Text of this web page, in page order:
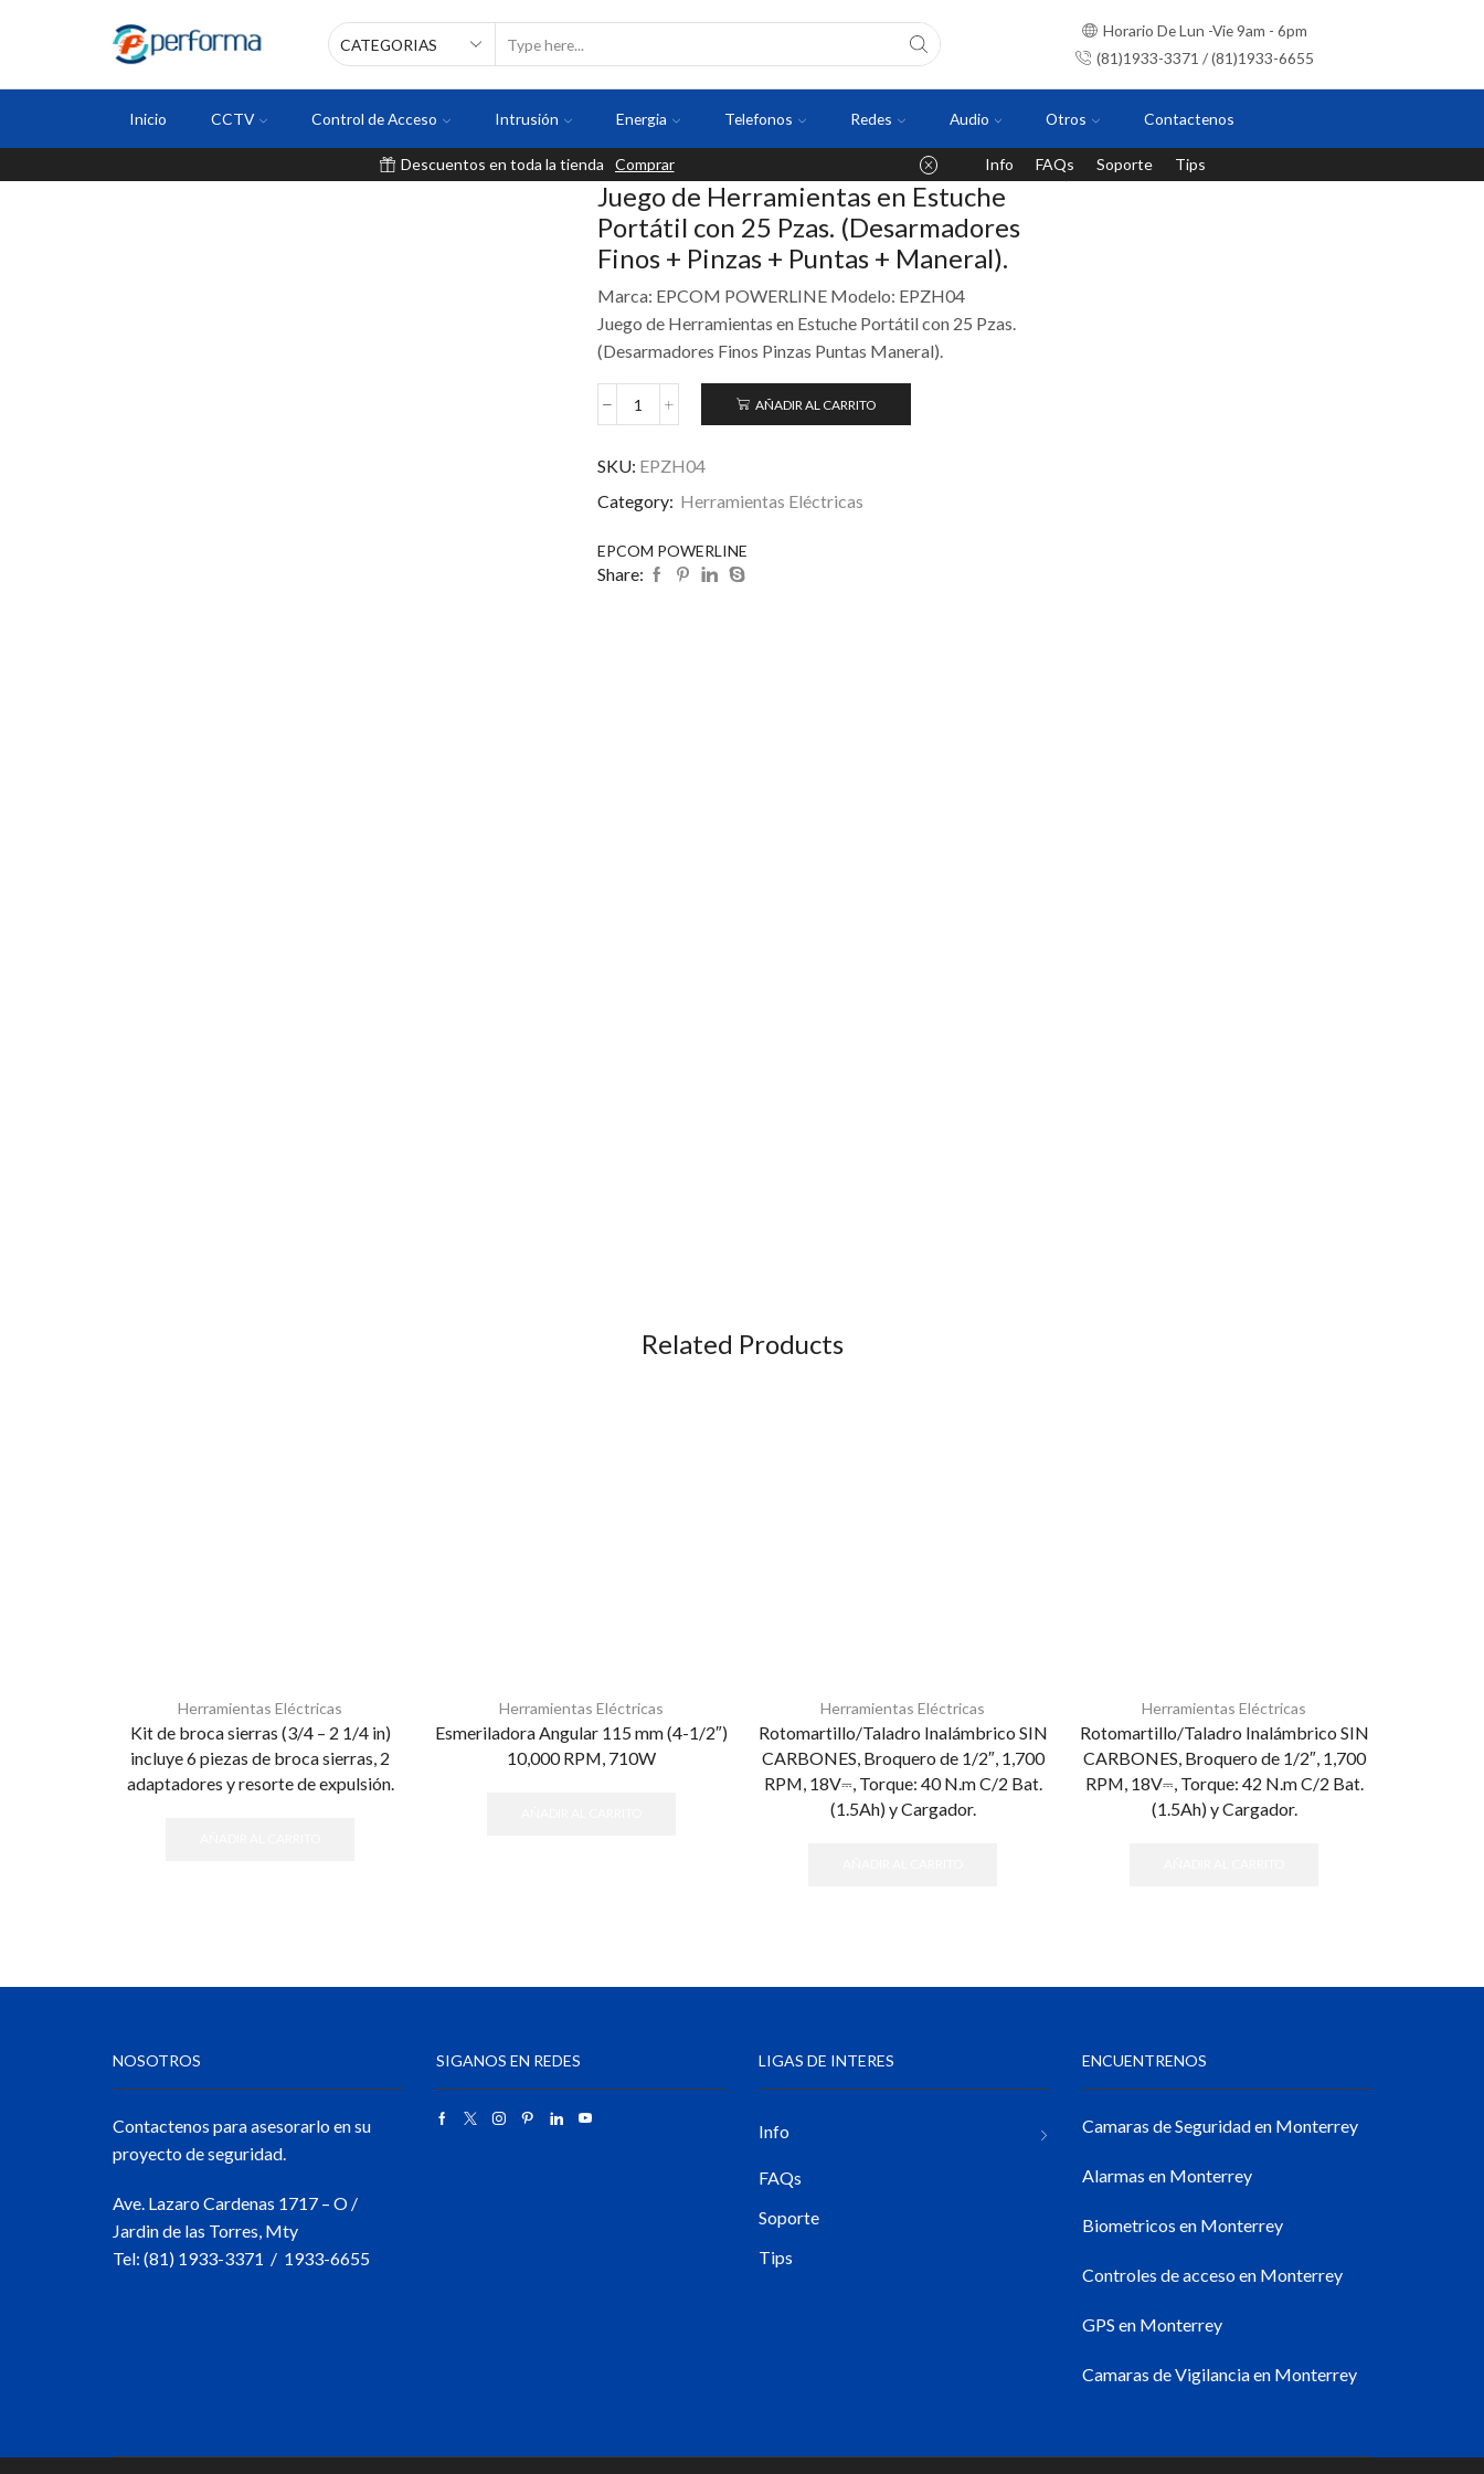
Horario De Lun -Vie 9am - 6pm
(81)1933-3371 / (81)1933-6655
Inicio CCTV Control de Acceso Intrusión Energia Telefonos Redes Audio Otros Contactenos
Descuentos en toda la tienda Comprar Info FAQs Soporte Tips
Juego de Herramientas en Estuche
Portátil con 25 Pzas. (Desarmadores
Finos + Pinzas + Puntas + Maneral).
Marca: EPCOM POWERLINE Modelo: EPZH04
Juego de Herramientas en Estuche Portátil con 25 Pzas.
(Desarmadores Finos Pinzas Puntas Maneral).
AÑADIR AL CARRITO
SKU: EPZH04
Category: Herramientas Eléctricas
EPCOM POWERLINE
Share:
Related Products
Herramientas Eléctricas
Kit de broca sierras (3/4 – 2 1/4 in)
incluye 6 piezas de broca sierras, 2
adaptadores y resorte de expulsión.
Herramientas Eléctricas
Esmeriladora Angular 115 mm (4-1/2″)
10,000 RPM, 710W
Herramientas Eléctricas
Rotomartillo/Taladro Inalámbrico SIN
CARBONES, Broquero de 1/2″, 1,700
RPM, 18V⎓, Torque: 40 N.m C/2 Bat.
(1.5Ah) y Cargador.
Herramientas Eléctricas
Rotomartillo/Taladro Inalámbrico SIN
CARBONES, Broquero de 1/2″, 1,700
RPM, 18V⎓, Torque: 42 N.m C/2 Bat.
(1.5Ah) y Cargador.
NOSOTROS
Contactenos para asesorarlo en su
proyecto de seguridad.
Ave. Lazaro Cardenas 1717 – O /
Jardin de las Torres, Mty
Tel: (81) 1933-3371 / 1933-6655
SIGANOS EN REDES LIGAS DE INTERES
Info
FAQs
Soporte
Tips
ENCUENTRENOS
Camaras de Seguridad en Monterrey
Alarmas en Monterrey
Biometricos en Monterrey
Controles de acceso en Monterrey
GPS en Monterrey
Camaras de Vigilancia en Monterrey